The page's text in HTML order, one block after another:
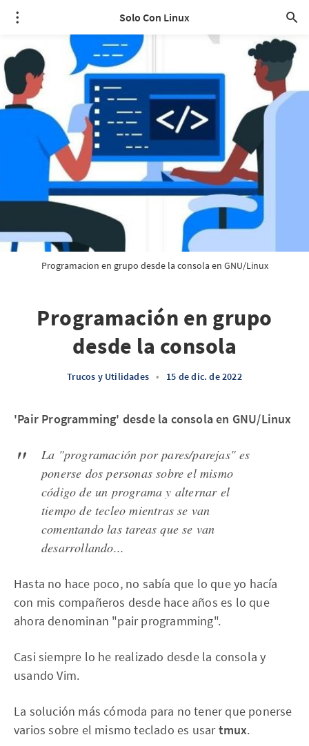
Solo Con Linux
Programacion en grupo desde la consola en GNU/Linux
Programación en grupo
desde la consola
Trucos y Utilidades • 15 de dic. de 2022
'Pair Programming' desde la consola en GNU/Linux
La "programación por pares/parejas" es
ponerse dos personas sobre el mismo
código de un programa y alternar el
tiempo de tecleo mientras se van
comentando las tareas que se van
desarrollando...
Hasta no hace poco, no sabía que lo que yo hacía
con mis compañeros desde hace años es lo que
ahora denominan "pair programming".
Casi siempre lo he realizado desde la consola y
usando Vim.
La solución más cómoda para no tener que ponerse
varios sobre el mismo teclado es usartmux.